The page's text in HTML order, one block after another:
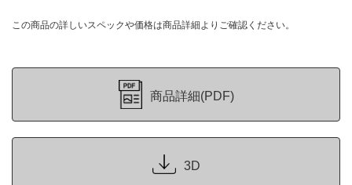
この商品の詳しいスペックや価格は商品詳細よりご確認ください。
商品詳細(PDF)
3D